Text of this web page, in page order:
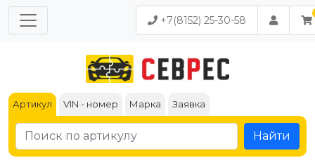
+7(8152) 25-30-58
Артикул VIN - номер Марка Заявка
Найти